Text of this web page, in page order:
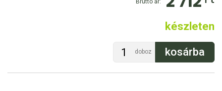
Bruttó ár:
készleten
doboz